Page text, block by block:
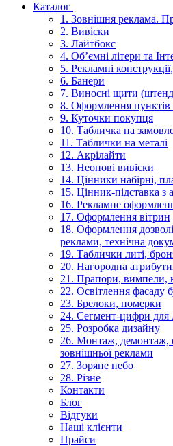
Каталог
1. Зовнішня реклама.
2. Вивіски
3. Лайтбокс
4. Об’ємні літери та
5. Рекламні
6. Банери
7. Виносні щити
8. Оформлення пунктів
9. Куточки покупця
10. Табличка на
11. Таблички на металі
12. Акрілайти
13. Неонові вивіски
14. Цінники набірні,
15. Цінник-підставка з
16. Рекламне
17. Оформлення вітрин
18. Оформлення
реклами, технічна
19. Таблички литі,
20. Нагородна
21. Прапори, вимпели,
22. Освітлення фасаду
23. Брелоки, номерки
24. Сегмент-цифри
25. Розробка дизайну
26. Монтаж, демонтаж,
зовнішньої реклами
27. Зоряне небо
28. Різне
Контакти
Блог
Відгуки
Наші клієнти
Прайси